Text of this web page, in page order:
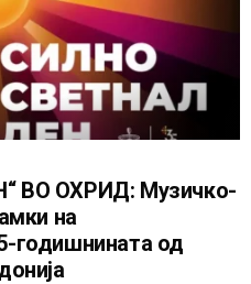
ВО ОХРИД: Музичко-
на
годишнината од